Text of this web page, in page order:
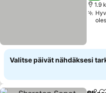
1.9
Valitse päivät nähdäksesi